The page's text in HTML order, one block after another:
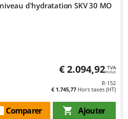
d'hydratation SKV 30 MO
€ 2.094,92 TVA
Inclus
R-152
€ 1.745,77 Hors taxes (HT)
Ajouter
Comparer